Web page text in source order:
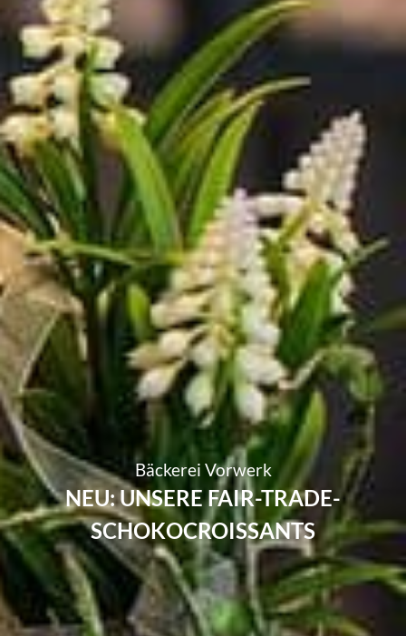
Bäckerei Vorwerk
NEU: UNSERE FAIR-TRADE-
SCHOKOCROISSANTS